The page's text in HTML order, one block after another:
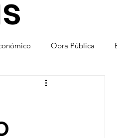
Obra Pública
Bienestar y Desarrollo
Servicios Públicos